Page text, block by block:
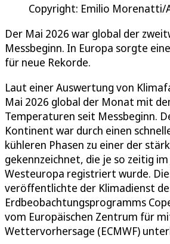
Copyright: Emilio Morenatti/
Der Mai 2026 war global der
Messbeginn. In Europa sorgte
für neue Rekorde.
Laut einer Auswertung von
Mai 2026 global der Monat mit
Temperaturen seit Messbeginn.
Kontinent war durch einen
kühleren Phasen zu einer der
gekennzeichnet, die je so zeitig
Westeuropa registriert wurde.
veröffentlichte der Klimadienst
Erdbeobachtungsprogramms
vom Europäischen Zentrum für
Wettervorhersage (ECMWF)